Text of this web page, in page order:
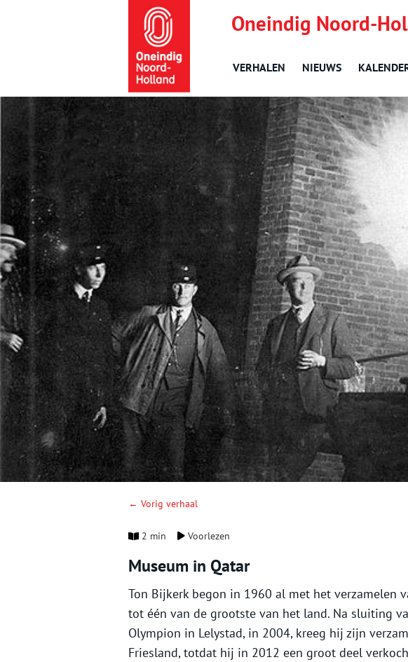
Oneindig Noord-
VERHALEN NIEUWS
← Vorig verhaal
2 min Voorlezen
Museum in Qatar
Ton Bijkerk begon in 1960 al met het verzamelen
tot één van de grootste van het land. Na sluiting
Olympion in Lelystad, in 2004, kreeg hij zijn
Friesland, totdat hij in 2012 een groot deel